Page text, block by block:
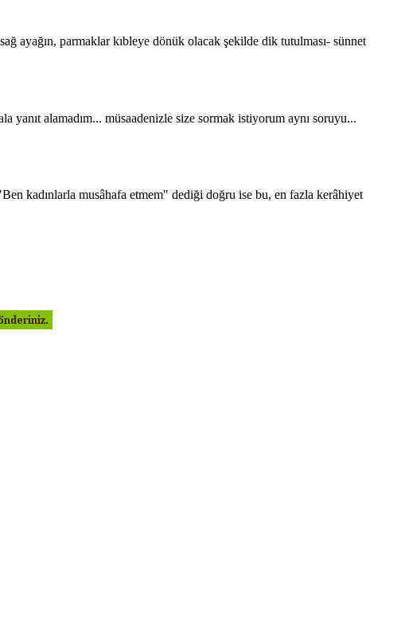
parmaklar kıbleye dönük olacak şekilde dik tutulması- sünnet
alamadım... müsaadenizle size sormak istiyorum aynı soruyu...
musâhafa etmem" dediği doğru ise bu, en fazla kerâhiyet